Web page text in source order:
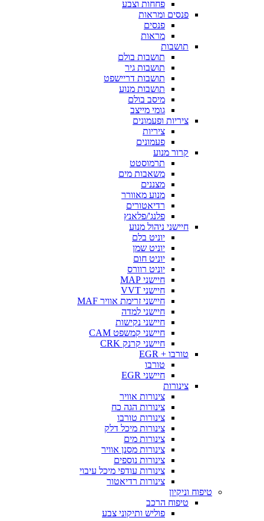
פחחות וצבע
פנסים ומראות
פנסים
מראות
תושבות
תושבות בולם
תושבות גיר
תושבות דריישפט
תושבות מנוע
מיסב בולם
גומי מייצב
ציריות ופעמונים
ציריות
פעמונים
קרור מנוע
תרמוסטט
משאבות מים
מצננים
מנוע מאוורר
רדיאטורים
פלנג'/פלאנץ
חיישני ניהול מנוע
יוניט בלם
יוניט שמן
יוניט חום
יוניט רוורס
חיישני MAP
חיישני VVT
חיישני זרימת אוויר MAF
חיישני למדה
חיישני נקישות
חיישני קמשפט CAM
חיישני קרנק CRK
טורבו + EGR
טורבו
חיישני EGR
צינורות
צינורות אוויר
צינורות הגה כח
צינורות טורבו
צינורות מיכל דלק
צינורות מים
צינורות מסנן אוויר
צינורות נוספים
צינורות עודפי מיכל עיבוי
צינורות רדיאטור
טיפוח וניקיון
טיפוח הרכב
פוליש ותיקוני צבע